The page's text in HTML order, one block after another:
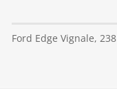
Ford Edge Vignale,